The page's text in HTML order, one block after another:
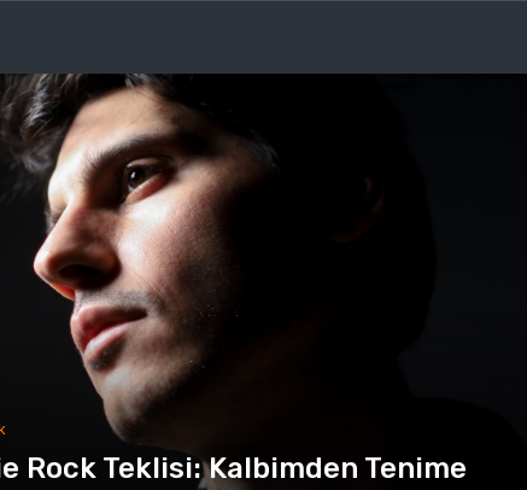
Rock Teklisi: Kalbimden Tenime